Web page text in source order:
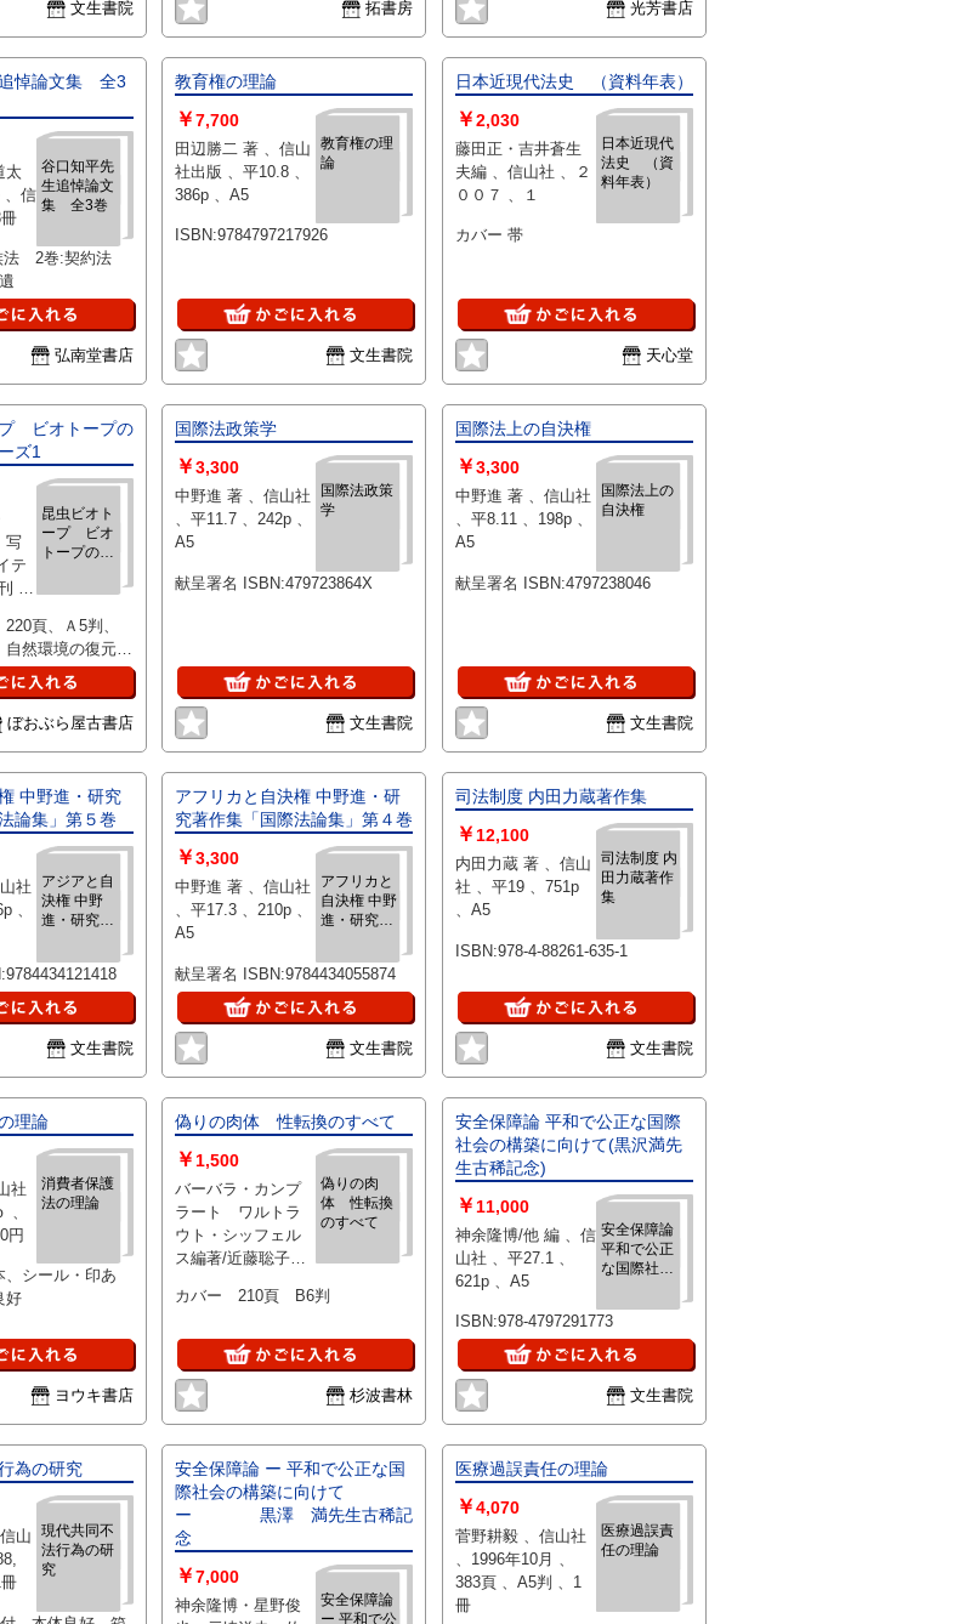
文生書院 拓書房 光芳書店
悼論文集 全3
谷口知平先
生追悼論文
集 全3巻
太
、3冊
法 2巻:契約法
弘南堂書店
教育権の理論
教育権の理
論
￥7,700
田辺勝二 著 、信山
社出版 、平10.8 、
386p 、A5
ISBN:9784797217926
文生書院
日本近現代法史 （資料年表）
日本近現代
法史 （資
料年表）
￥2,030
藤田正・吉井蒼生
夫編 、信山社 、２
００７ 、１
カバー 帯
天心堂
ビオトープの
ズ1
昆虫ビオト
ープ ビオ
トープの生
ーズ1
写
頁、Ａ5判、
然環境の復元と
２章 昆虫とはど
第３章 昆虫の世
定価2500円
ぼおぶら屋古書店
国際法政策学
国際法政策
学
￥3,300
中野進 著 、信山社
、平11.7 、242p 、
A5
献呈署名 ISBN:479723864X
文生書院
国際法上の自決権
国際法上の
自決権
￥3,300
中野進 著 、信山社
、平8.11 、198p 、
A5
献呈署名 ISBN:4797238046
文生書院
究
論集」第５巻
アジアと自
決権 中野
進・研究著
法論集」第
５巻
文生書院
アフリカと自決権 中野進・研
究著作集「国際法論集」第４巻
アフリカと
自決権 中野
進・研究著
法論集」第
４巻
￥3,300
中野進 著 、信山社
、平17.3 、210p 、
A5
献呈署名 ISBN:9784434055874
文生書院
司法制度 内田力蔵著作集
司法制度 内
田力蔵著作
集
￥ 12,100
内田力蔵 著 、信山
社 、平19 、751p
、A5
ISBN:978-4-88261-635-1
文生書院
理論
消費者保護
法の理論
円
、シール・印あ
好
ヨウキ書店
偽りの肉体 性転換のすべて
偽りの肉
体 性転換
のすべて
￥ 1,500
バーバラ・カンプ
ラート ワルトラ
ウト・シッフェル
ス編著/近藤聡子訳
(平成10年) 、1冊
カバー 210頁 B6判
杉波書林
安全保障論 平和で公正な国際
社会の構築に向けて(黒沢満先
生古稀記念)
安全保障論
平和で公正
な国際社会
けて(黒沢
満先生古稀
記念)
￥ 11,000
神余隆博/他 編 、信
山社 、平27.1 、
621p 、A5
ISBN:978-4797291773
文生書院
為の研究
現代共同不
法行為の研
究
、1冊
安全保障論 ー 平和で公正な国
際社会の構築に向けて
ー 黒澤 満先生古稀記
念
安全保障論
ー 平和で公
￥7,000
神余隆博・星野俊
医療過誤責任の理論
医療過誤責
任の理論
￥4,070
菅野耕毅 、信山社
、1996年10月 、
383頁 、A5判 、1
冊